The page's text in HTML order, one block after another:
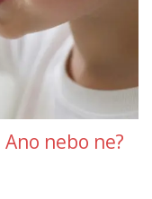
nebo ne?